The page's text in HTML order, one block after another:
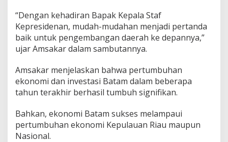
i
o
r
i
s
I
n
u
s
t
“Dengan kehadiran Bapak Kepala Staf
Kepresidenan, mudah-mudahan menjadi pertanda
baik untuk pengembangan daerah ke depannya,”
ujar Amsakar dalam sambutannya.
Amsakar menjelaskan bahwa pertumbuhan
ekonomi dan investasi Batam dalam beberapa
tahun terakhir berhasil tumbuh signifikan.
Bahkan, ekonomi Batam sukses melampaui
pertumbuhan ekonomi Kepulauan Riau maupun
Nasional.